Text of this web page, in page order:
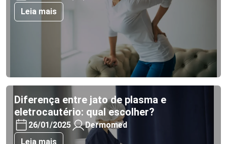
Leia mais
Diferença entre jato de plasma e
eletrocautério: qual escolher?
26/01/2025
Dermomed
Leia mais